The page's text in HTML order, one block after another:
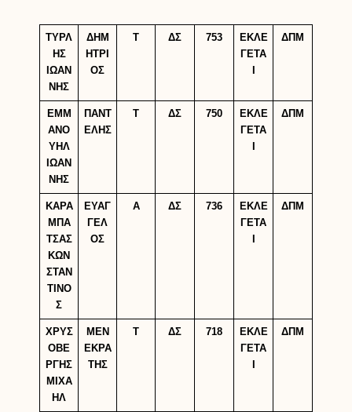
ΤΥΡΛ
ΗΣ
ΙΩΑΝ
ΝΗΣ
ΔΗΜ
ΗΤΡΙ
ΟΣ
Τ ΔΣ 753
ΕΚΛΕ
ΓΕΤΑ
ΔΠΜ
ΕΜΜ
ΑΝΟ
ΥΗΛ
ΙΩΑΝ
ΝΗΣ
ΠΑΝΤ
ΕΛΗΣ
Τ ΔΣ 750
ΕΚΛΕ
ΓΕΤΑ
ΔΠΜ
ΚΑΡΑ
ΜΠΑ
ΤΣΑΣ
ΚΩΝ
ΣΤΑΝ
ΤΙΝΟ
Σ
ΕΥΑΓ
ΓΕΛ
ΟΣ
Α ΔΣ 736
ΕΚΛΕ
ΓΕΤΑ
ΔΠΜ
ΧΡΥΣ
ΟΒΕ
ΡΓΗΣ
ΜΙΧΑ
ΗΛ
ΜΕΝ
ΕΚΡΑ
ΤΗΣ
Τ ΔΣ 718
ΕΚΛΕ
ΓΕΤΑ
ΔΠΜ